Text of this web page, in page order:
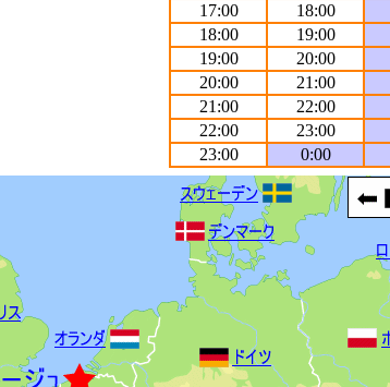
17:00
18:00
18:00
19:00
19:00
20:00
20:00
21:00
21:00
22:00
22:00
23:00
23:00
0:00